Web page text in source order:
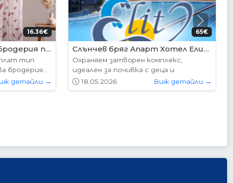
(350лв.)
следните
детайли →
204.52€ (400лв.)
VP-01S Hepo
Вратите се предлагат в следните
размери: 87х204см. 77х204см...
01.05.2026
Виж детайли →
Next